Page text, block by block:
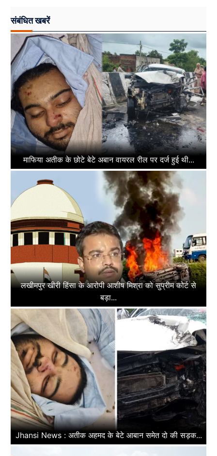
संबंधित खबरें
माफिया अतीक के छोटे बेटे अबान वायरल रील पर दर्ज हुई थी...
लखीमपुर खीरी हिंसा के आरोपी आशीष मिश्रा को सुप्रीम कोर्ट से
बड़ा...
Jhansi News : अतीक अहमद के बेटे आबान समेत दो की सड़क...